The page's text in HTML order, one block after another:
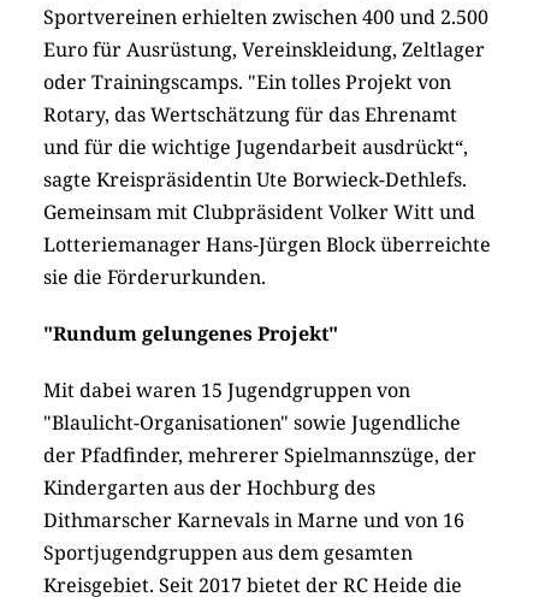
Sportvereinen erhielten zwischen 400 und 2.500
Euro für Ausrüstung, Vereinskleidung, Zeltlager
oder Trainingscamps. "Ein tolles Projekt von
Rotary, das Wertschätzung für das Ehrenamt
und für die wichtige Jugendarbeit ausdrückt“,
sagte Kreispräsidentin Ute Borwieck-Dethlefs.
Gemeinsam mit Clubpräsident Volker Witt und
Lotteriemanager Hans-Jürgen Block überreichte
sie die Förderurkunden.
"Rundum gelungenes Projekt"
Mit dabei waren 15 Jugendgruppen von
"Blaulicht-Organisationen" sowie Jugendliche
der Pfadfinder, mehrerer Spielmannszüge, der
Kindergarten aus der Hochburg des
Dithmarscher Karnevals in Marne und von 16
Sportjugendgruppen aus dem gesamten
Kreisgebiet. Seit 2017 bietet der RC Heide die